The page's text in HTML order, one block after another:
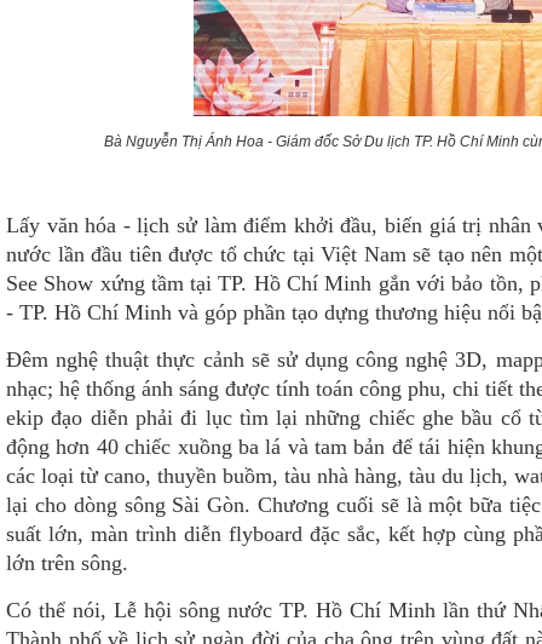
Bà Nguyễn Thị Ánh Hoa - Giám đốc Sở Du lịch TP. Hồ Chí Minh
Lấy văn hóa - lịch sử làm điểm khởi đầu, biến giá trị
nước lần đầu tiên được tổ chức tại Việt Nam sẽ tạo nên
See Show xứng tầm tại TP. Hồ Chí Minh gắn với bảo tồn,
- TP. Hồ Chí Minh và góp phần tạo dựng thương hiệu nổi
Đêm nghệ thuật thực cảnh sẽ sử dụng công nghệ 3D,
nhạc; hệ thống ánh sáng được tính toán công phu, chi tiết
ekip đạo diễn phải đi lục tìm lại những chiếc ghe bầu cổ
động hơn 40 chiếc xuồng ba lá và tam bản để tái hiện
các loại từ cano, thuyền buồm, tàu nhà hàng, tàu du lịch,
lại cho dòng sông Sài Gòn. Chương cuối sẽ là một bữa
suất lớn, màn trình diễn flyboard đặc sắc, kết hợp cùng
lớn trên sông.
Có thể nói, Lễ hội sông nước TP. Hồ Chí Minh lần thứ